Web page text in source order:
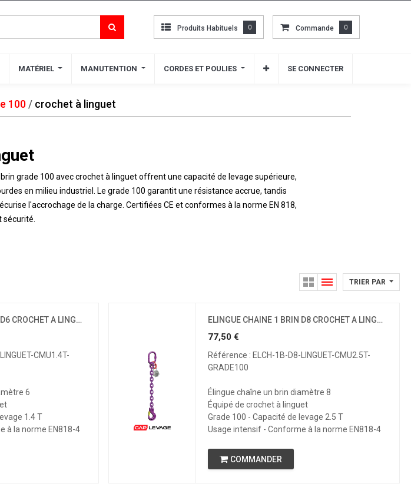
Produits Habituels 0 Commande 0
MATÉRIEL MANUTENTION CORDES ET POULIES SE CONNECTER
Produits Habituels 0 Commande 0
MATÉRIEL MANUTENTION CORDES ET POULIES SE CONNECTER
100 / crochet à linguet
brin grade 100 avec crochet à linguet offrent une capacité de levage supérieure,
en milieu industriel. Le grade 100 garantit une résistance accrue, tandis
l'accrochage de la charge. Certifiées CE et conformes à la norme EN 818,
TRIER PAR
ELINGUE CHAINE 1 BRIN D6 CROCHET A LINGUET CMU 1.4 T GRADE 100
CMU1.4T-
6
1.4 T
à la norme EN818-4
ELINGUE CHAINE 1 BRIN D8 CROCHET A LINGUET CMU 2.5 T GRADE 100
77,50€
Référence : ELCH-1B-D8-LINGUET-CMU2.5T-
GRADE100
Élingue chaîne un brin diamètre 8
Équipé de crochet à linguet
Grade 100 - Capacité de levage 2.5 T
Usage intensif - Conforme à la norme EN818-4
COMMANDER